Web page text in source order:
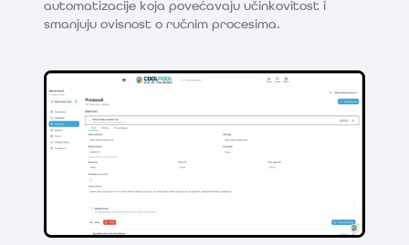
automatizacije koja povećavaju učinkovitost i
smanjuju ovisnost o ručnim procesima.
Projekti unaprjeđenja poslovanja
—